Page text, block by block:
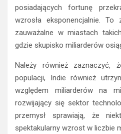
posiadających fortunę
wzrosła eksponencjalnie.
zauważalne w miastach
gdzie skupisko miliarderów
Należy również zaznaczyć,
populacji, Indie również
względem miliarderów na
rozwijający się sektor
przemysł sprawiają, że
spektakularny wzrost w liczbie